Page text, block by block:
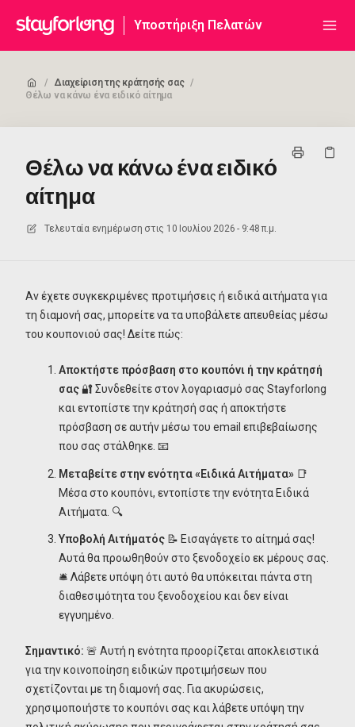
Υποστήριξη Πελατών
/ Διαχείριση της κράτησής σας /
Θέλω να κάνω ένα ειδικό αίτημα
Θέλω να κάνω ένα ειδικό
αίτημα
Τελευταία ενημέρωση στις 10 Ιουλίου 2026 - 9:48 π.μ.
Αν έχετε συγκεκριμένες προτιμήσεις ή ειδικά αιτήματα για
τη διαμονή σας, μπορείτε να τα υποβάλετε απευθείας μέσω
του κουπονιού σας! Δείτε πώς:
Αποκτήστε πρόσβαση στο κουπόνι ή την κράτησή
σας 🔐 Συνδεθείτε στον λογαριασμό σας Stayforlong
και εντοπίστε την κράτησή σας ή αποκτήστε
πρόσβαση σε αυτήν μέσω του email επιβεβαίωσης
που σας στάλθηκε. 📧
Μεταβείτε στην ενότητα «Ειδικά Αιτήματα» 📑
Μέσα στο κουπόνι, εντοπίστε την ενότητα Ειδικά
Αιτήματα. 🔍
Υποβολή Αιτήματός 📝 Εισαγάγετε το αίτημά σας!
Αυτά θα προωθηθούν στο ξενοδοχείο εκ μέρους σας.
🛎️ Λάβετε υπόψη ότι αυτό θα υπόκειται πάντα στη
διαθεσιμότητα του ξενοδοχείου και δεν είναι
εγγυημένο.
Σημαντικό: 🚨 Αυτή η ενότητα προορίζεται αποκλειστικά
για την κοινοποίηση ειδικών προτιμήσεων που
σχετίζονται με τη διαμονή σας. Για ακυρώσεις,
χρησιμοποιήστε το κουπόνι σας και λάβετε υπόψη την